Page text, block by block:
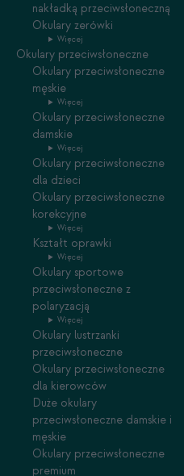
nakładką przeciwsłoneczną
Okulary zerówki
Więcej
Okulary przeciwsłoneczne
Okulary przeciwsłoneczne
męskie
Więcej
Okulary przeciwsłoneczne
damskie
Więcej
Okulary przeciwsłoneczne
dla dzieci
Okulary przeciwsłoneczne
korekcyjne
Więcej
Kształt oprawki
Więcej
Okulary sportowe
przeciwsłoneczne z
polaryzacją
Więcej
Okulary lustrzanki
przeciwsłoneczne
Okulary przeciwsłoneczne
dla kierowców
Duże okulary
przeciwsłoneczne damskie i
męskie
Okulary przeciwsłoneczne
premium